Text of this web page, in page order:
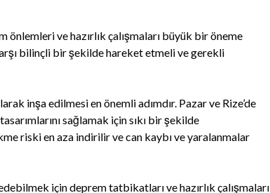
ve hazırlık çalışmaları büyük bir öneme
bilinçli bir şekilde hareket etmeli ve gerekli
inşa edilmesi en önemli adımdır. Pazar ve Rize’de
sağlamak için sıkı bir şekilde
riski en aza indirilir ve can kaybı ve yaralanmalar
için deprem tatbikatları ve hazırlık çalışmaları